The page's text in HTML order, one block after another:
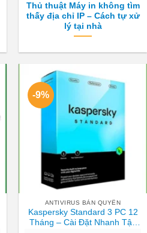
Thủ thuật Máy in không tìm
thấy địa chỉ IP – Cách tự xử
lý tại nhà
-9%
ANTIVIRUS BẢN QUYỀN
Kaspersky Standard 3 PC 12
Tháng – Cài Đặt Nhanh Tận